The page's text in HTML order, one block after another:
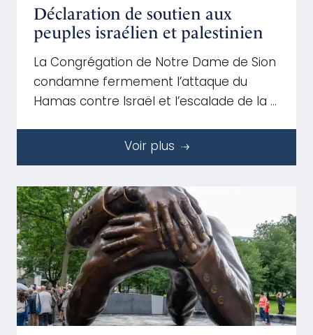
Déclaration de soutien aux
peuples israélien et palestinien
La Congrégation de Notre Dame de Sion
condamne fermement l’attaque du
Hamas contre Israël et l’escalade de la …
Voir plus